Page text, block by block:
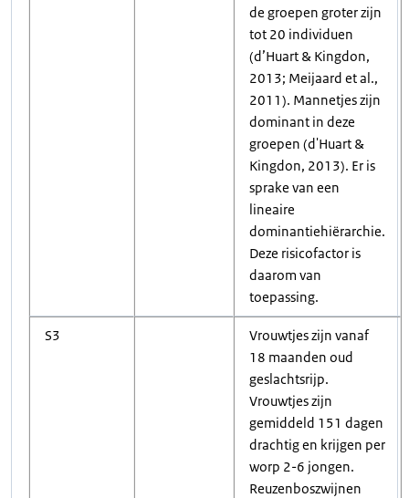
de groepen groter zijn
tot 20 individuen
(d’Huart & Kingdon,
2013; Meijaard et al.,
2011). Mannetjes zijn
dominant in deze
groepen (d'Huart &
Kingdon, 2013). Er is
sprake van een
lineaire
dominantiehiërarchie.
Deze risicofactor is
daarom van
toepassing.
S3
Vrouwtjes zijn vanaf
18 maanden oud
geslachtsrijp.
Vrouwtjes zijn
gemiddeld 151 dagen
drachtig en krijgen per
worp 2-6 jongen.
Reuzenboszwijnen